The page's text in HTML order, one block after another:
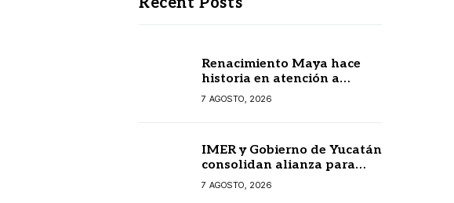
Renacimiento Maya hace
historia en atención a
personas autistas
7 AGOSTO, 2026
IMER y Gobierno de Yucatán
consolidan alianza para
fortalecer la radio pública
en beneficio de la
7 AGOSTO, 2026